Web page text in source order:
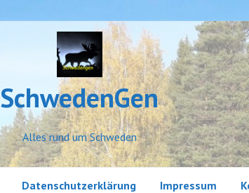
SchwedenGen
Alles rund um Schweden
Datenschutzerklärung Impressum